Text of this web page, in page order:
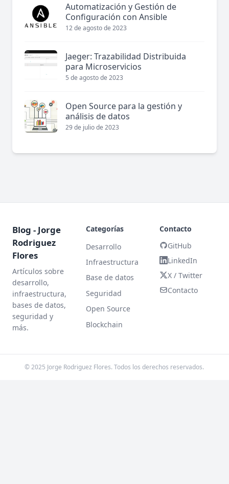
Automatización y Gestión de
Configuración con Ansible
12 de agosto de 2023
Jaeger: Trazabilidad Distribuida
para Microservicios
5 de agosto de 2023
Open Source para la gestión y
análisis de datos
29 de julio de 2023
Blog - Jorge
Rodriguez
Flores
Artículos sobre
desarrollo,
infraestructura,
bases de datos,
seguridad y
más.
Categorías
Desarrollo
Infraestructura
Base de datos
Seguridad
Open Source
Blockchain
Contacto
GitHub
LinkedIn
X / Twitter
Contacto
© 2025 Jorge Rodriguez Flores. Todos los derechos reservados.